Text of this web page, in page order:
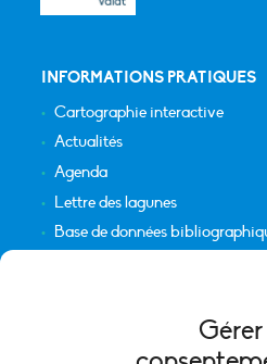
INFORMATIONS PRATIQUES
Cartographie interactive
Actualités
Agenda
Lettre des lagunes
Base de données